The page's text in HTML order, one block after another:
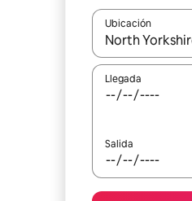
Ubicación
Cuando los
Llegada
Salida